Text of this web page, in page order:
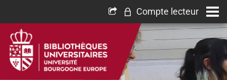
Compte lecteur